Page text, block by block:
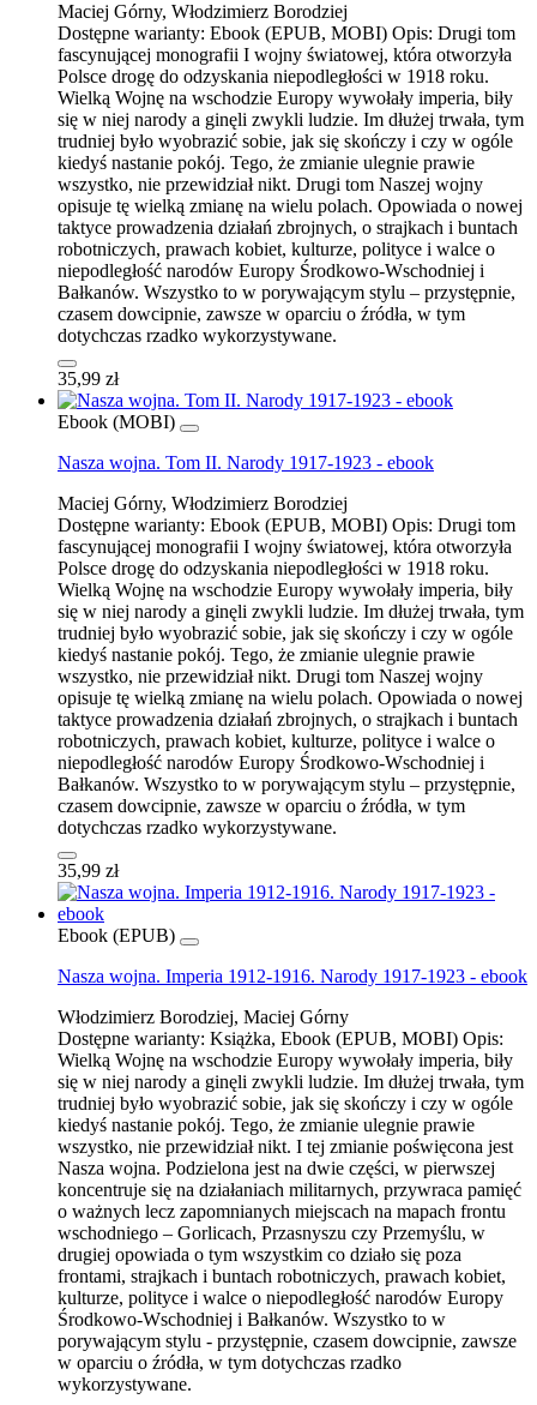
Maciej Górny, Włodzimierz Borodziej
Dostępne warianty: Ebook (EPUB, MOBI) Opis: Drugi tom
fascynującej monografii I wojny światowej, która otworzyła
Polsce drogę do odzyskania niepodległości w 1918 roku.
Wielką Wojnę na wschodzie Europy wywołały imperia, biły
się w niej narody a ginęli zwykli ludzie. Im dłużej trwała, tym
trudniej było wyobrazić sobie, jak się skończy i czy w ogóle
kiedyś nastanie pokój. Tego, że zmianie ulegnie prawie
wszystko, nie przewidział nikt. Drugi tom Naszej wojny
opisuje tę wielką zmianę na wielu polach. Opowiada o nowej
taktyce prowadzenia działań zbrojnych, o strajkach i buntach
robotniczych, prawach kobiet, kulturze, polityce i walce o
niepodległość narodów Europy Środkowo-Wschodniej i
Bałkanów. Wszystko to w porywającym stylu – przystępnie,
czasem dowcipnie, zawsze w oparciu o źródła, w tym
dotychczas rzadko wykorzystywane.
35,99 zł
Ebook (MOBI)
Nasza wojna. Tom II. Narody 1917-1923 - ebook
Maciej Górny, Włodzimierz Borodziej
Dostępne warianty: Ebook (EPUB, MOBI) Opis: Drugi tom
fascynującej monografii I wojny światowej, która otworzyła
Polsce drogę do odzyskania niepodległości w 1918 roku.
Wielką Wojnę na wschodzie Europy wywołały imperia, biły
się w niej narody a ginęli zwykli ludzie. Im dłużej trwała, tym
trudniej było wyobrazić sobie, jak się skończy i czy w ogóle
kiedyś nastanie pokój. Tego, że zmianie ulegnie prawie
wszystko, nie przewidział nikt. Drugi tom Naszej wojny
opisuje tę wielką zmianę na wielu polach. Opowiada o nowej
taktyce prowadzenia działań zbrojnych, o strajkach i buntach
robotniczych, prawach kobiet, kulturze, polityce i walce o
niepodległość narodów Europy Środkowo-Wschodniej i
Bałkanów. Wszystko to w porywającym stylu – przystępnie,
czasem dowcipnie, zawsze w oparciu o źródła, w tym
dotychczas rzadko wykorzystywane.
35,99 zł
Ebook (EPUB)
Nasza wojna. Imperia 1912-1916. Narody 1917-1923 - ebook
Włodzimierz Borodziej, Maciej Górny
Dostępne warianty: Książka, Ebook (EPUB, MOBI) Opis:
Wielką Wojnę na wschodzie Europy wywołały imperia, biły
się w niej narody a ginęli zwykli ludzie. Im dłużej trwała, tym
trudniej było wyobrazić sobie, jak się skończy i czy w ogóle
kiedyś nastanie pokój. Tego, że zmianie ulegnie prawie
wszystko, nie przewidział nikt. I tej zmianie poświęcona jest
Nasza wojna. Podzielona jest na dwie części, w pierwszej
koncentruje się na działaniach militarnych, przywraca pamięć
o ważnych lecz zapomnianych miejscach na mapach frontu
wschodniego – Gorlicach, Przasnyszu czy Przemyślu, w
drugiej opowiada o tym wszystkim co działo się poza
frontami, strajkach i buntach robotniczych, prawach kobiet,
kulturze, polityce i walce o niepodległość narodów Europy
Środkowo-Wschodniej i Bałkanów. Wszystko to w
porywającym stylu - przystępnie, czasem dowcipnie, zawsze
w oparciu o źródła, w tym dotychczas rzadko
wykorzystywane.